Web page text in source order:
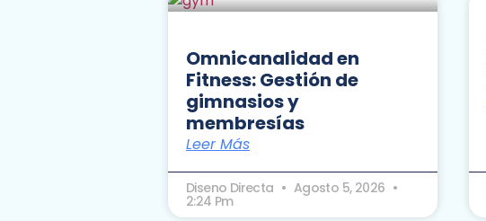
Omnicanalidad en
Fitness: Gestión de
gimnasios y
membresías
Leer Más
Diseno Directa Agosto 5, 2026
2:24 Pm